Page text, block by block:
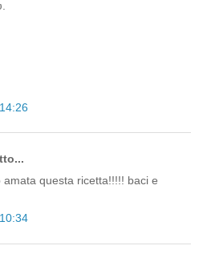
questa ricetta!!!!! baci e